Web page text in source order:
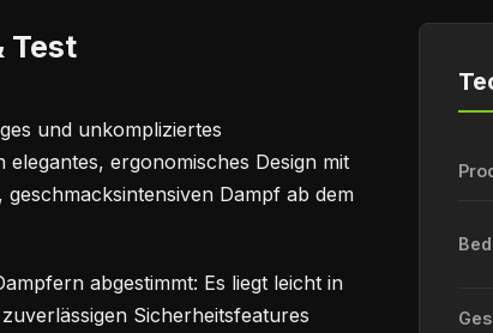
Test
und unkompliziertes
ergonomisches Design mit
Dampf ab dem
abgestimmt: Es liegt leicht in
Sicherheitsfeatures